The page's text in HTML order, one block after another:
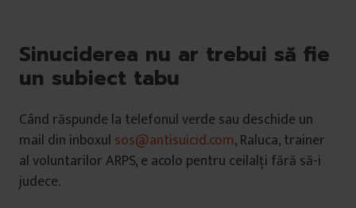
Sinuciderea nu ar trebui să fie
un subiect tabu
Când răspunde la telefonul verde sau deschide un
mail din inboxul sos@antisuicid.com, Raluca, trainer
al voluntarilor ARPS, e acolo pentru ceilalți fără să-i
judece.